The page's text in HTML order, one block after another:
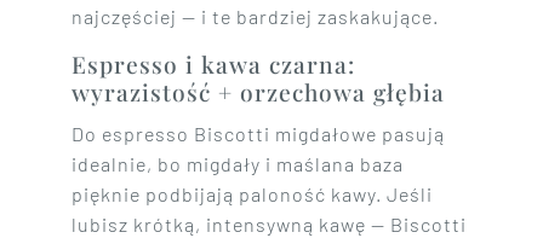
najczęściej — i te bardziej zaskakujące.
Espresso i kawa czarna:
wyrazistość + orzechowa głębia
Do espresso Biscotti migdałowe pasują
idealnie, bo migdały i maślana baza
pięknie podbijają paloność kawy. Jeśli
lubisz krótką, intensywną kawę — Biscotti